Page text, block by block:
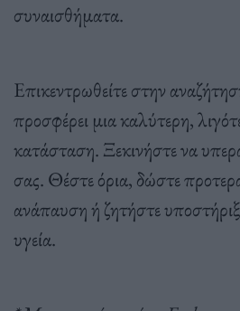
συναισθήματα.
Επικεντρωθείτε στην
προσφέρει μια καλύτερη,
κατάσταση. Ξεκινήστε να
σας. Θέστε όρια, δώστε
ανάπαυση ή ζητήστε
υγεία.